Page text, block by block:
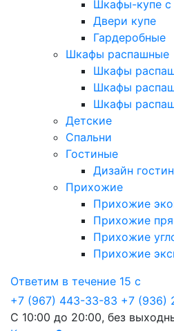
Шкафы-купе с
Двери купе
Гардеробные
Шкафы распашные
Шкафы
Шкафы
Шкафы
Детские
Спальни
Гостиные
Дизайн
Прихожие
Прихожие
Прихожие
Прихожие
Прихожие
Ответим в течение 15 с
+7 (967) 443-33-83 +7 (936)
С 10:00 до 20:00, без